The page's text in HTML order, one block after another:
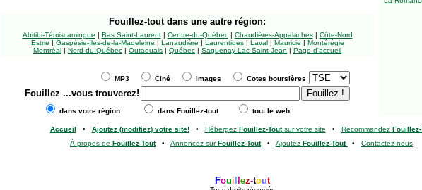
Fouillez-tout dans une autre région:
Abitibi-Témiscamingue | Bas Saint-Laurent| Centre-du-Québec| Chaudières-Appalaches| Côte-Nord
Estrie | Gaspésie-Îles-de-la-Madeleine | Lanaudière | Laurentides| Laval| Mauricie | Montérégie
Montréal | Nord-du-Québec | Outaouais | Québec | Saguenay-Lac-Saint-Jean | Page d'accueil
MP3 Ciné Images Cotes boursières
Fouillez ...vous trouverez!
dans votre région dans Fouillez-tout tout le web
Accueil • Ajoutez (modifiez) votre site!• Hébergez Fouillez-Toutsur votre site • Recommandez Fouillez-
À propos de Fouillez-Tout• Annoncez surFouillez-Tout• Ajoutez Fouillez-Tout • Contactez-nous
Foui ez-tout